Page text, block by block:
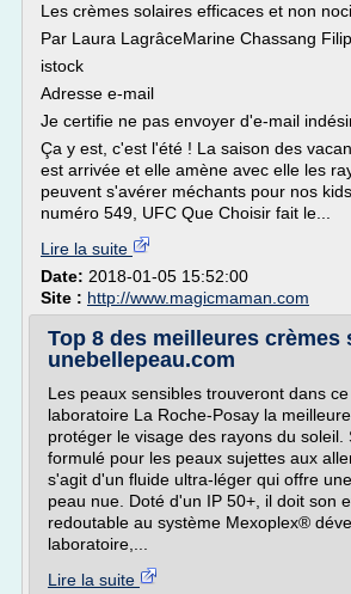
Les crèmes solaires efficaces et non
Par Laura LagrâceMarine Chassang
istock
Adresse e-mail
Je certifie ne pas envoyer d'e-mail
Ça y est, c'est l'été ! La saison des
est arrivée et elle amène avec elle les
peuvent s'avérer méchants pour nos
numéro 549, UFC Que Choisir fait le...
Lire la suite
Date: 2018-01-05 15:52:00
Site : http://www.magicmaman.com
Top 8 des meilleures crèmes
unebellepeau.com
Les peaux sensibles trouveront dans
laboratoire La Roche-Posay la
protéger le visage des rayons du soleil.
formulé pour les peaux sujettes aux
s'agit d'un fluide ultra-léger qui offre
peau nue. Doté d'un IP 50+, il doit son
redoutable au système Mexoplex®
laboratoire,...
Lire la suite